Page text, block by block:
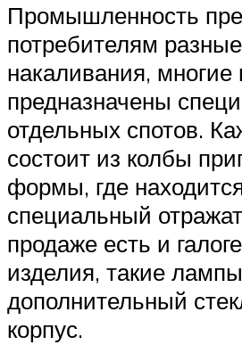
Промышленность
потребителям
накаливания, многие
предназначены
отдельных спотов.
состоит из колбы
формы, где
специальный
продаже есть и
изделия, такие
дополнительный
корпус.